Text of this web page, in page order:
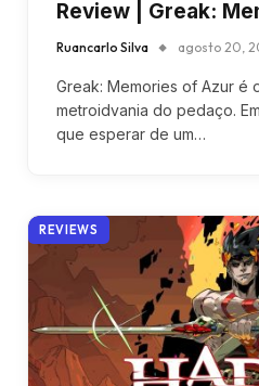
Review | Greak:
Ruancarlo Silva agosto 20,
Greak: Memories of Azur é
metroidvania do pedaço.
que esperar de um…
REVIEWS